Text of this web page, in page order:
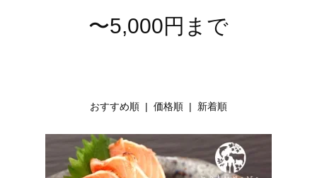
〜5,000円まで
おすすめ順 | 価格順 | 新着順